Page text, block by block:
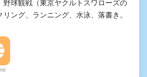
野球観戦（東京ヤクルトスワローズの
ング、ランニング、水泳、落書き。